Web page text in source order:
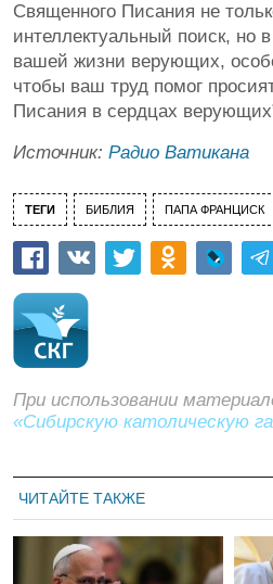
Священного Писания не
интеллектуальный поиск, но
вашей жизни верующих,
чтобы ваш труд помог
Писания в сердцах
Источник: Радио Ватикана
ТЕГИ БИБЛИЯ ПАПА ФРАНЦИСК
При использовании
«Сибирскую католическую
ЧИТАЙТЕ ТАКЖЕ